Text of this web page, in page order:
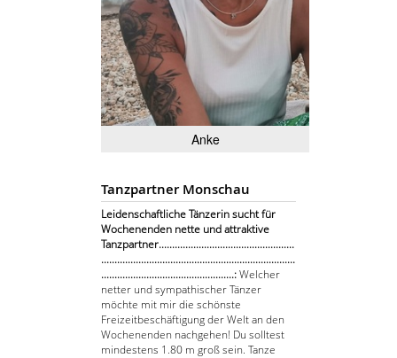
Anke
Tanzpartner Monschau
Leidenschaftliche Tänzerin sucht für
Wochenenden nette und attraktive
Tanzpartner...................................................
.........................................................................
..................................................:Welcher
netter und sympathischer Tänzer
möchte mit mir die schönste
Freizeitbeschäftigung der Welt an den
Wochenenden nachgehen! Du solltest
mindestens 1.80 m groß sein. Tanze